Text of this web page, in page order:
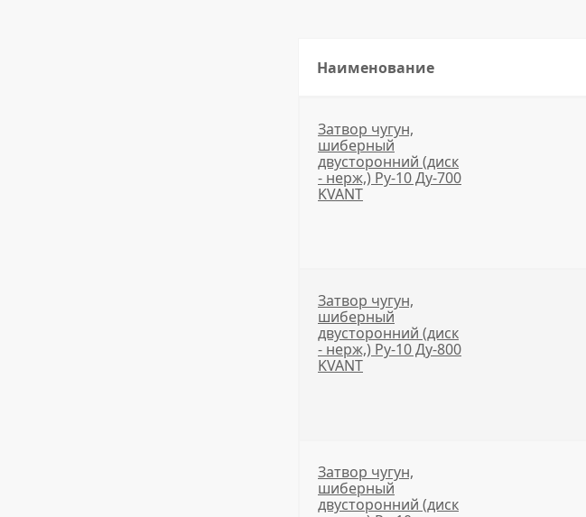
Наименование
Затвор чугун,
шиберный
двусторонний (диск
- нерж,) Ру-10 Ду-700
KVANT
Затвор чугун,
шиберный
двусторонний (диск
- нерж,) Ру-10 Ду-800
KVANT
Затвор чугун,
шиберный
двусторонний (диск